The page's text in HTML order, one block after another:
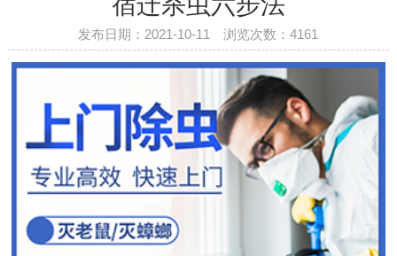
发布日期：2021-10-11 浏览次数：4161